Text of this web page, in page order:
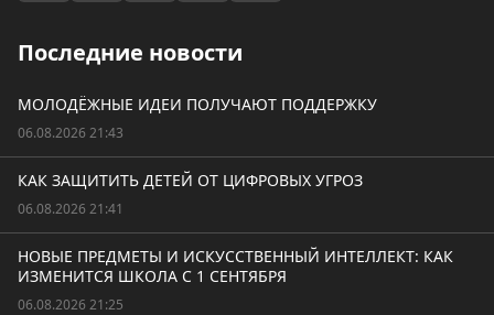
Последние новости
МОЛОДЁЖНЫЕ ИДЕИ ПОЛУЧАЮТ ПОДДЕРЖКУ
06.08.2026 21:43
КАК ЗАЩИТИТЬ ДЕТЕЙ ОТ ЦИФРОВЫХ УГРОЗ
06.08.2026 21:41
НОВЫЕ ПРЕДМЕТЫ И ИСКУССТВЕННЫЙ ИНТЕЛЛЕКТ: КАК
ИЗМЕНИТСЯ ШКОЛА С 1 СЕНТЯБРЯ
06.08.2026 21:25